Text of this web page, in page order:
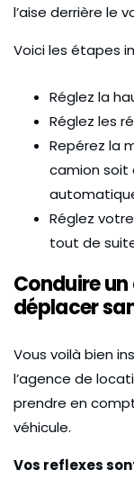
l’aise derrière le
Voici les étapes
Réglez la
Réglez les
Repérez la
camion soit
Réglez
tout de
Conduire un
déplacer
Vous voilà bien
l’agence de
prendre en
véhicule.
Vos reflexes